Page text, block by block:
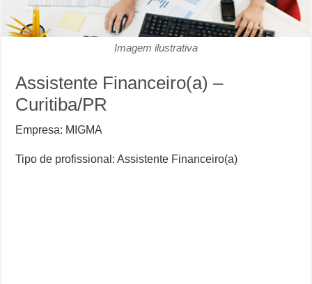
Imagem ilustrativa
Assistente Financeiro(a) –
Curitiba/PR
Empresa: MIGMA
Tipo de profissional: Assistente Financeiro(a)